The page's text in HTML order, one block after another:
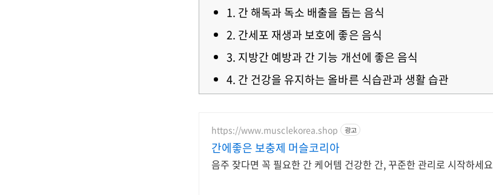
1. 간 해독과 독소 배출을 돕는 음식
2. 간세포 재생과 보호에 좋은 음식
3. 지방간 예방과 간 기능 개선에 좋은 음식
4. 간 건강을 유지하는 올바른 식습관과 생활 습관
https://www.musclekorea.shop 광고
간에좋은 보충제 머슬코리아
음주 잦다면 꼭 필요한 간 케어템 건강한 간, 꾸준한 관리로 시작하세요